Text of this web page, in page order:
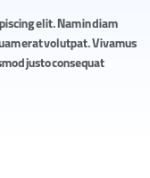
elit. Nam in diam
erat volutpat. Vivamus
justo consequat.